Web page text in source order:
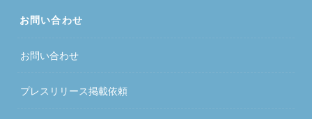
お問い合わせ
お問い合わせ
プレスリリース掲載依頼